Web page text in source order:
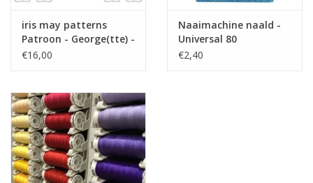
iris may patterns
Patroon - George(tte) -
Salopette
€16,00
Naaimachine naald -
Universal 80
€2,40